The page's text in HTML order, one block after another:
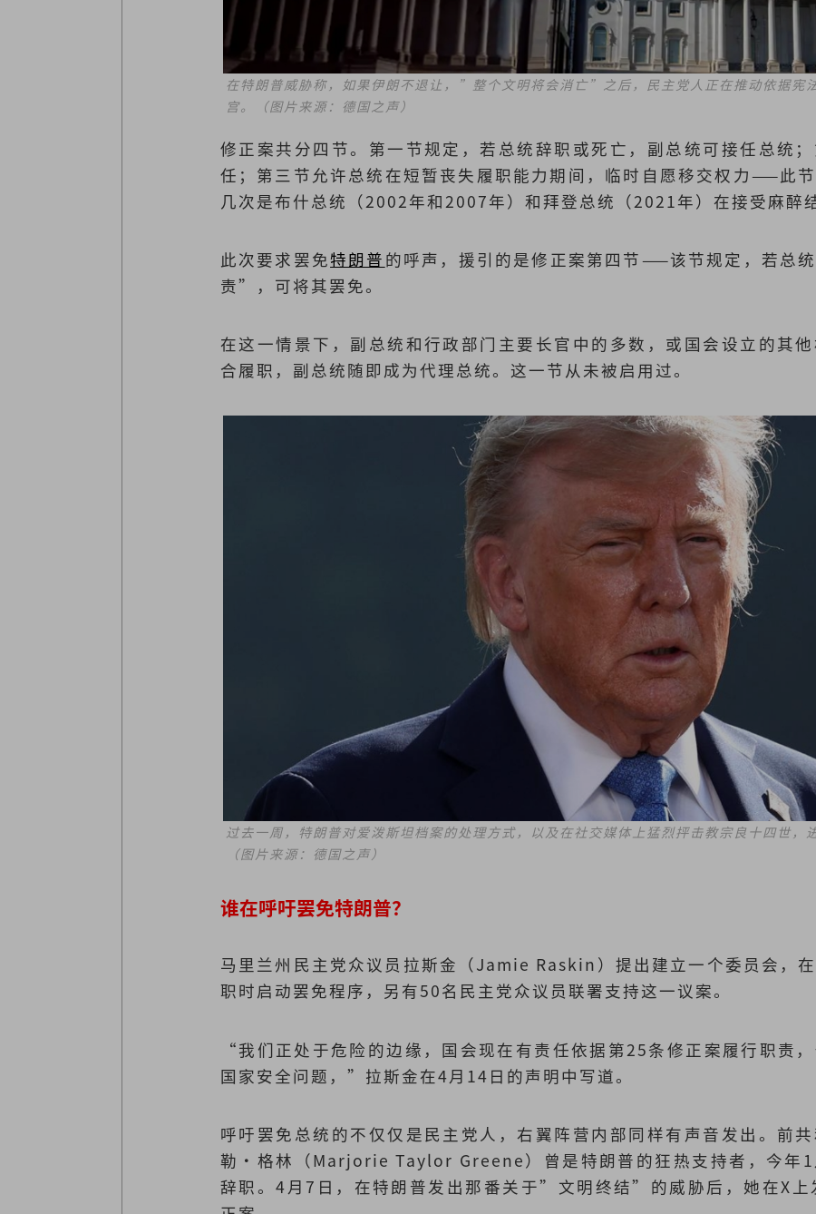
在特朗普威胁称，如果伊朗不退让，”整个文明将会消亡”之后，民主党人正在推动依据宪
宫。（图片来源：德国之声）
修正案共分四节。第一节规定，若总统辞职或死亡，副总统可接任总统
任；第三节允许总统在短暂丧失履职能力期间，临时自愿移交权力——此
几次是布什总统（2002年和2007年）和拜登总统（2021年）在接受麻醉
此次要求罢免特朗普 的呼声，援引的是修正案第四节——该节规定，若总
责”，可将其罢免。
在这一情景下，副总统和行政部门主要长官中的多数，或国会设立的其
合履职，副总统随即成为代理总统。这一节从未被启用过。
过去一周，特朗普对爱泼斯坦档案的处理方式，以及在社交媒体上猛烈抨击教宗良十四世，
（图片来源：德国之声）
谁在呼吁罢免特朗普？
马里兰州民主党众议员拉斯金（Jamie Raskin）提出建立一个委员会，
职时启动罢免程序，另有50名民主党众议员联署支持这一议案。
“我们正处于危险的边缘，国会现在有责任依据第25条修正案履行职责
国家安全问题，”拉斯金在4月14日的声明中写道。
呼吁罢免总统的不仅仅是民主党人，右翼阵营内部同样有声音发出。前
勒·格林（Marjorie Taylor Greene）曾是特朗普的狂热支持者，今年1
辞职。4月7日，在特朗普发出那番关于”文明终结”的威胁后，她在X上